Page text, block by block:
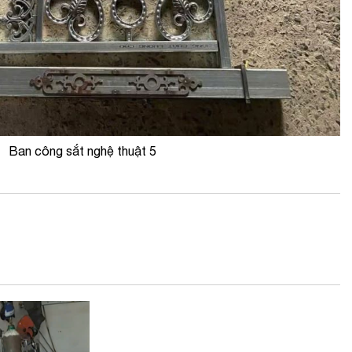
Ban công sắt nghệ thuật 5